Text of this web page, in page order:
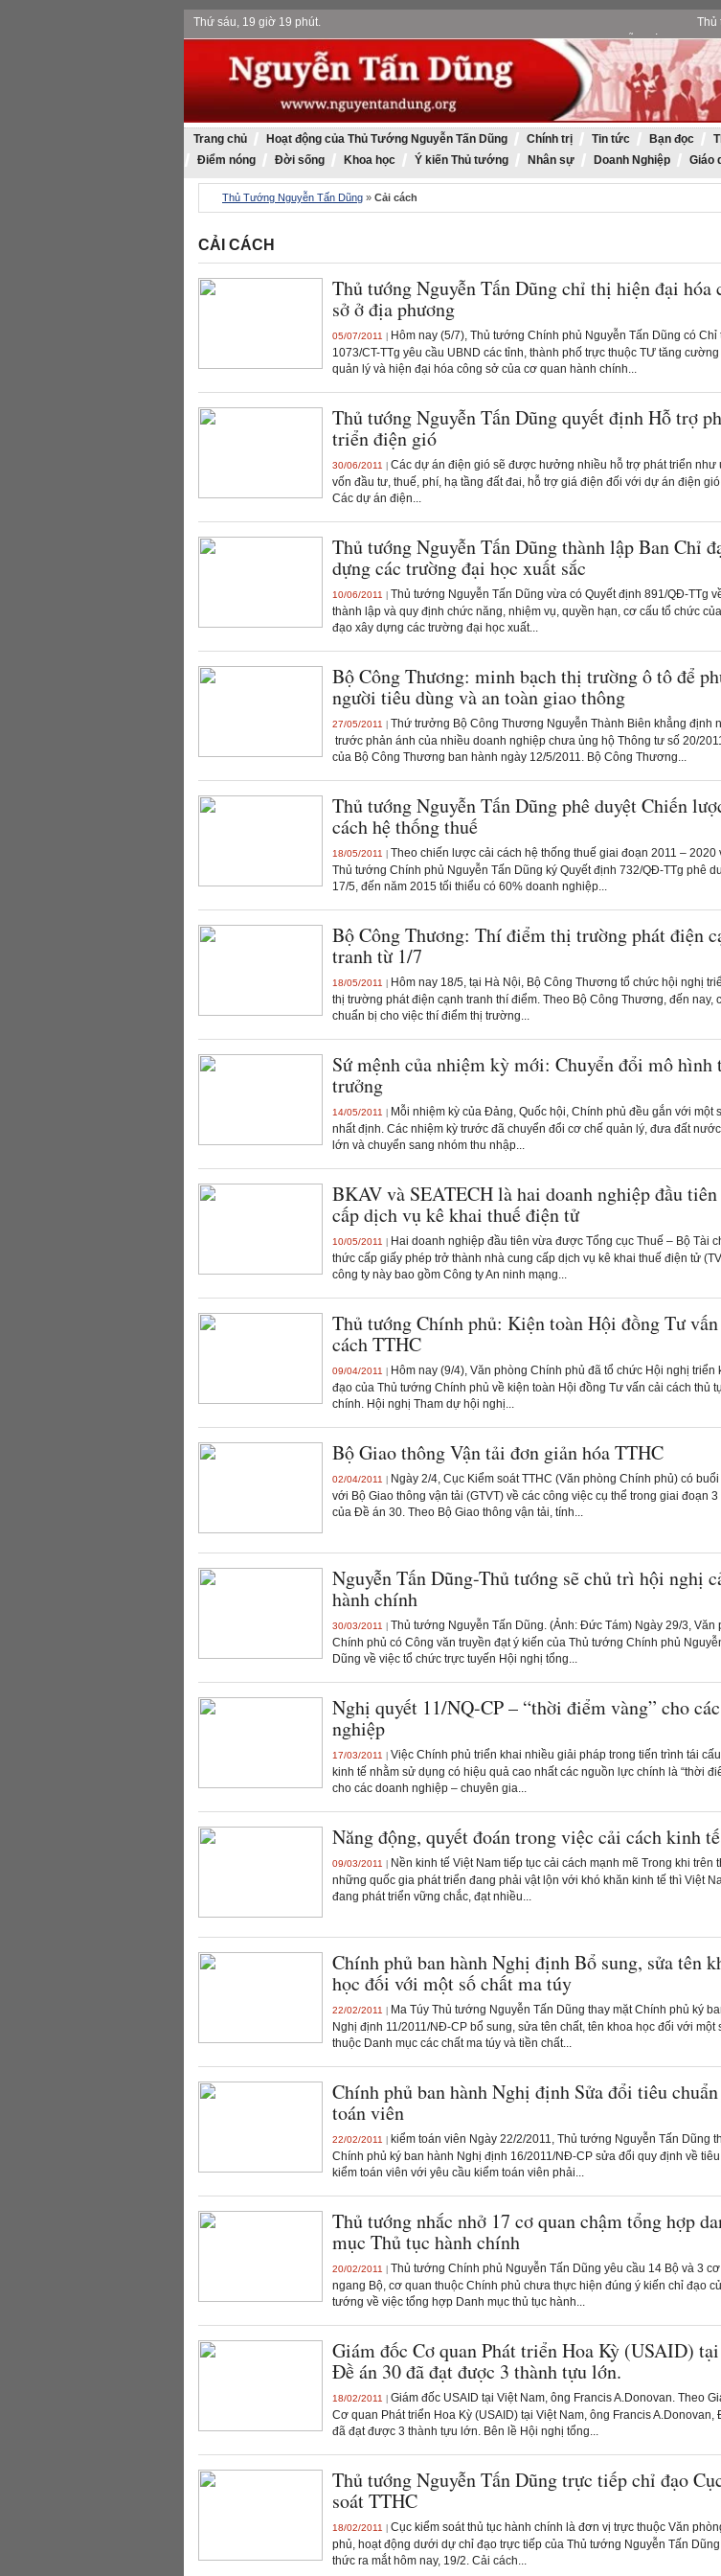
Thứ sáu, 19 giờ 19 phút. Thủ
Thủ tướng Nguyễn Tấn Dũng:
Thủ tướng
Thủ tướng
Trang chủ Hoạt động của Thủ Tướng Nguyễn Tấn Dũng Chính trị Tin tức Bạn đọc
Điểm nóng
Đời sống Khoa học Ý kiến Thủ tướng Nhân sự Doanh Nghiệp Giáo
Thủ Tướng Nguyễn Tấn Dũng » Cải cách
CẢI CÁCH
Thủ tướng Nguyễn Tấn Dũng chỉ thị hiện đại hóa
sở ở địa phương
05/07/2011
Hôm nay (5/7), Thủ tướng Chính phủ Nguyễn Tấn Dũng có Chỉ
1073/CT-TTg yêu cầu UBND các tỉnh, thành phố trực thuộc TƯ tăng
quản lý và hiện đại hóa công sở của cơ quan hành chính...
Thủ tướng Nguyễn Tấn Dũng quyết định Hỗ trợ
triển điện gió
30/06/2011
Các dự án điện gió sẽ được hưởng nhiều hỗ trợ phát triển như
vốn đầu tư, thuế, phí, hạ tầng đất đai, hỗ trợ giá điện đối với dự án điện
Các dự án điện...
Thủ tướng Nguyễn Tấn Dũng thành lập Ban Chỉ
dựng các trường đại học xuất sắc
10/06/2011
Thủ tướng Nguyễn Tấn Dũng vừa có Quyết định 891/QĐ-TTg
thành lập và quy định chức năng, nhiệm vụ, quyền hạn, cơ cấu tổ chức
đạo xây dựng các trường đại học xuất...
Bộ Công Thương: minh bạch thị trường ô tô để
người tiêu dùng và an toàn giao thông
27/05/2011
Thứ trưởng Bộ Công Thương Nguyễn Thành Biên khẳng định
trước phản ánh của nhiều doanh nghiệp chưa ủng hộ Thông tư số 20/
của Bộ Công Thương ban hành ngày 12/5/2011. Bộ Công Thương...
Thủ tướng Nguyễn Tấn Dũng phê duyệt Chiến
cách hệ thống thuế
18/05/2011
Theo chiến lược cải cách hệ thống thuế giai đoạn 2011 –
Thủ tướng Chính phủ Nguyễn Tấn Dũng ký Quyết định 732/QĐ-TTg phê
17/5, đến năm 2015 tối thiểu có 60% doanh nghiệp...
Bộ Công Thương: Thí điểm thị trường phát điện
tranh từ 1/7
18/05/2011
Hôm nay 18/5, tại Hà Nội, Bộ Công Thương tổ chức hội nghị
thị trường phát điện cạnh tranh thí điểm. Theo Bộ Công Thương, đến nay,
chuẩn bị cho việc thí điểm thị trường...
Sứ mệnh của nhiệm kỳ mới: Chuyển đổi mô hình
trưởng
14/05/2011
Mỗi nhiệm kỳ của Đảng, Quốc hội, Chính phủ đều gắn với một
nhất định. Các nhiệm kỳ trước đã chuyển đổi cơ chế quản lý, đưa đất
lớn và chuyển sang nhóm thu nhập...
BKAV và SEATECH là hai doanh nghiệp đầu
cấp dịch vụ kê khai thuế điện tử
10/05/2011
Hai doanh nghiệp đầu tiên vừa được Tổng cục Thuế – Bộ Tài
thức cấp giấy phép trở thành nhà cung cấp dịch vụ kê khai thuế điện tử
công ty này bao gồm Công ty An ninh mạng...
Thủ tướng Chính phủ: Kiện toàn Hội đồng Tư
cách TTHC
09/04/2011
Hôm nay (9/4), Văn phòng Chính phủ đã tổ chức Hội nghị triển
đạo của Thủ tướng Chính phủ về kiện toàn Hội đồng Tư vấn cải cách thủ
chính. Hội nghị Tham dự hội nghị...
Bộ Giao thông Vận tải đơn giản hóa TTHC
02/04/2011
Ngày 2/4, Cục Kiểm soát TTHC (Văn phòng Chính phủ) có
với Bộ Giao thông vận tải (GTVT) về các công việc cụ thể trong giai đoạn 3
của Đề án 30. Theo Bộ Giao thông vận tải, tính...
Nguyễn Tấn Dũng-Thủ tướng sẽ chủ trì hội nghị
hành chính
30/03/2011
Thủ tướng Nguyễn Tấn Dũng. (Ảnh: Đức Tám) Ngày 29/3, Văn
Chính phủ có Công văn truyền đạt ý kiến của Thủ tướng Chính phủ
Dũng về việc tổ chức trực tuyến Hội nghị tổng...
Nghị quyết 11/NQ-CP – “thời điểm vàng” cho
nghiệp
17/03/2011
Việc Chính phủ triển khai nhiều giải pháp trong tiến trình tái
kinh tế nhằm sử dụng có hiệu quả cao nhất các nguồn lực chính là “thời
cho các doanh nghiệp – chuyên gia...
Năng động, quyết đoán trong việc cải cách kinh
09/03/2011
Nền kinh tế Việt Nam tiếp tục cải cách mạnh mẽ Trong khi trên
những quốc gia phát triển đang phải vật lộn với khó khăn kinh tế thì Việt
đang phát triển vững chắc, đạt nhiều...
Chính phủ ban hành Nghị định Bổ sung, sửa tên
học đối với một số chất ma túy
22/02/2011
Ma Túy Thủ tướng Nguyễn Tấn Dũng thay mặt Chính phủ ký
Nghị định 11/2011/NĐ-CP bổ sung, sửa tên chất, tên khoa học đối với một
thuộc Danh mục các chất ma túy và tiền chất...
Chính phủ ban hành Nghị định Sửa đổi tiêu
toán viên
22/02/2011
kiểm toán viên Ngày 22/2/2011, Thủ tướng Nguyễn Tấn Dũng
Chính phủ ký ban hành Nghị định 16/2011/NĐ-CP sửa đổi quy định về
kiểm toán viên với yêu cầu kiểm toán viên phải...
Thủ tướng nhắc nhở 17 cơ quan chậm tổng hợp
mục Thủ tục hành chính
20/02/2011
Thủ tướng Chính phủ Nguyễn Tấn Dũng yêu cầu 14 Bộ và 3
ngang Bộ, cơ quan thuộc Chính phủ chưa thực hiện đúng ý kiến chỉ đạo
tướng về việc tổng hợp Danh mục thủ tục hành...
Giám đốc Cơ quan Phát triển Hoa Kỳ (USAID)
Đề án 30 đã đạt được 3 thành tựu lớn.
18/02/2011
Giám đốc USAID tại Việt Nam, ông Francis A.Donovan. Theo
Cơ quan Phát triển Hoa Kỳ (USAID) tại Việt Nam, ông Francis A.Donovan,
đã đạt được 3 thành tựu lớn. Bên lề Hội nghị tổng...
Thủ tướng Nguyễn Tấn Dũng trực tiếp chỉ đạo
soát TTHC
18/02/2011
Cục kiểm soát thủ tục hành chính là đơn vị trực thuộc Văn
phủ, hoạt động dưới dự chỉ đạo trực tiếp của Thủ tướng Nguyễn Tấn
thức ra mắt hôm nay, 19/2. Cải cách...